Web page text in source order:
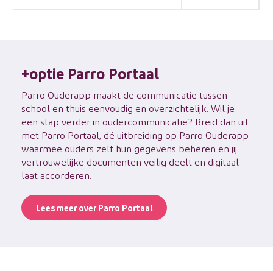
+optie Parro Portaal
Parro Ouderapp maakt de communicatie tussen
school en thuis eenvoudig en overzichtelijk. Wil je
een stap verder in oudercommunicatie? Breid dan uit
met Parro Portaal, dé uitbreiding op Parro Ouderapp
waarmee ouders zelf hun gegevens beheren en jij
vertrouwelijke documenten veilig deelt en digitaal
laat accorderen.
Lees meer over Parro Portaal